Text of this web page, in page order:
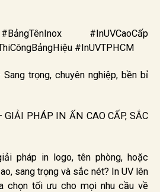
#InUVCaoCấp
#InUVTPHCM
trọng, chuyên nghiệp, bền bỉ
GIẢI PHÁP IN ẤN CAO CẤP, SẮC
pháp in logo, tên phòng, hoặc
sang trọng và sắc nét? In UV lên
chọn tối ưu cho mọi nhu cầu về